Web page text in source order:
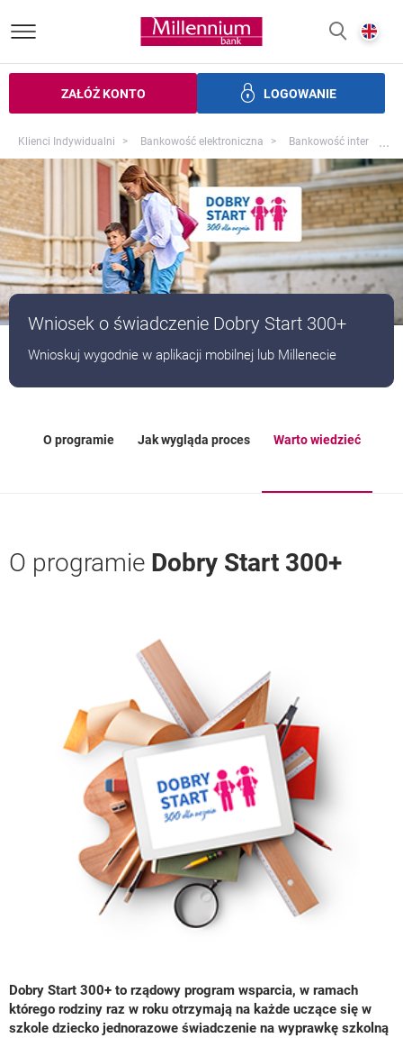
Bank Millennium homepage
ZAŁÓŻ KONTO LOGOWANIE
Klienci Indywidualni Bankowość elektroniczna Bankowość ...
Wniosek o świadczenie Dobry Start 300+
Wnioskuj wygodnie w aplikacji mobilnej lub Millenecie
O programie Jak wygląda proces Warto wiedzieć
O programie Dobry Start 300+
Dobry Start 300+ to rządowy program wsparcia, w ramach
którego rodziny raz w roku otrzymają na każde uczące się w
szkole dziecko jednorazowe świadczenie na wyprawkę szkolną